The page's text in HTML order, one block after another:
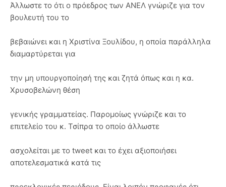
Άλλωστε το ότι ο πρόεδρος των ΑΝΕΛ γνώριζε για τον
βουλευτή του το
βεβαιώνει και η Χριστίνα Ξουλίδου, η οποία παράλληλα
διαμαρτύρεται για
την μη υπουργοποίησή της και ζητά όπως και η κα.
Χρυσοβελώνη θέση
γενικής γραμματείας. Παρομοίως γνώριζε και το
επιτελείο του κ. Τσίπρα το οποίο άλλωστε
ασχολείται με το tweet και το έχει αξιοποιήσει
αποτελεσματικά κατά τις